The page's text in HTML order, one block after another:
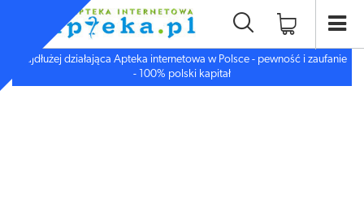
Najdłużej działająca Apteka internetowa w Polsce - pewność i zaufanie
- 100% polski kapitał